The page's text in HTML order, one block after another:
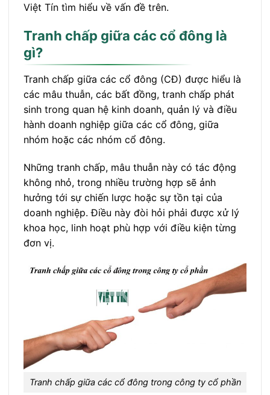
Việt Tín tìm hiểu về vấn đề trên.
Tranh chấp giữa các cổ đông là
gì?
Tranh chấp giữa các cổ đông (CĐ) được hiểu là
các mâu thuẫn, các bất đồng, tranh chấp phát
sinh trong quan hệ kinh doanh, quản lý và điều
hành doanh nghiệp giữa các cổ đông, giữa
nhóm hoặc các nhóm cổ đông.
Những tranh chấp, mâu thuẫn này có tác động
không nhỏ, trong nhiều trường hợp sẽ ảnh
hưởng tới sự chiến lược hoặc sự tồn tại của
doanh nghiệp. Điều này đòi hỏi phải được xử lý
khoa học, linh hoạt phù hợp với điều kiện từng
đơn vị.
Tranh chấp giữa các cổ đông trong công ty cổ phần